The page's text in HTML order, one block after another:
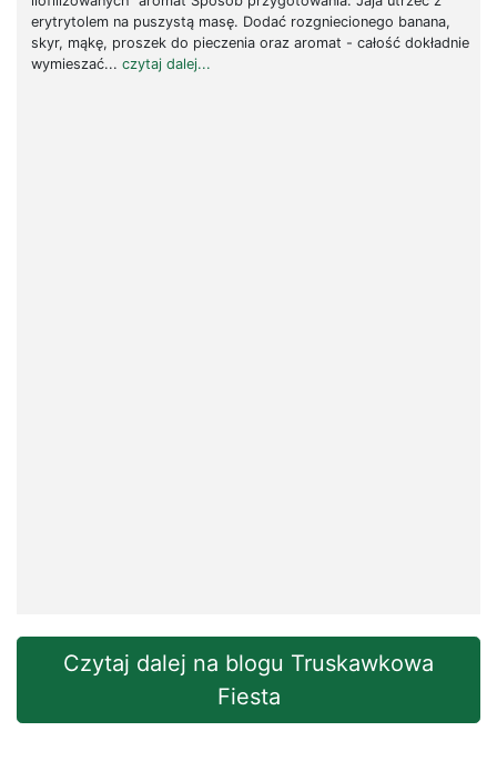
erytrytolem na puszystą masę. Dodać rozgniecionego banana,
skyr, mąkę, proszek do pieczenia oraz aromat - całość dokładnie
wymieszać... czytaj dalej...
Czytaj dalej na blogu Truskawkowa
Fiesta